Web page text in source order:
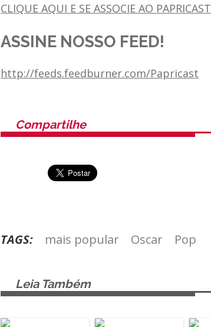
CLIQUE AQUI E SE ASSOCIE AO PAPRICAST
ASSINE NOSSO FEED!
http://feeds.feedburner.com/Papricast
Compartilhe
TAGS: mais popular Oscar Pop
Leia Também